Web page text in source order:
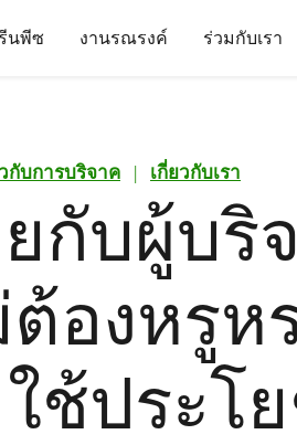
นพีซ งานรณรงค์ ร่วมกับเรา
กับการบริจาค | เกี่ยวกับเรา
กับผู้บริ
ต้องหรูห
ช้ประโ